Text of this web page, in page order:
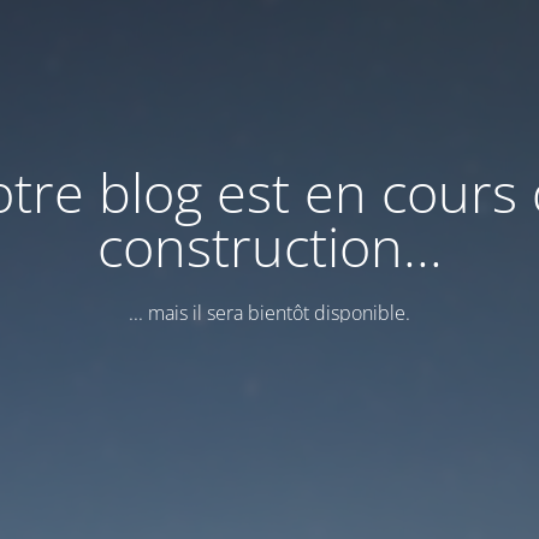
blog est en cours
construction...
... mais il sera bientôt disponible.